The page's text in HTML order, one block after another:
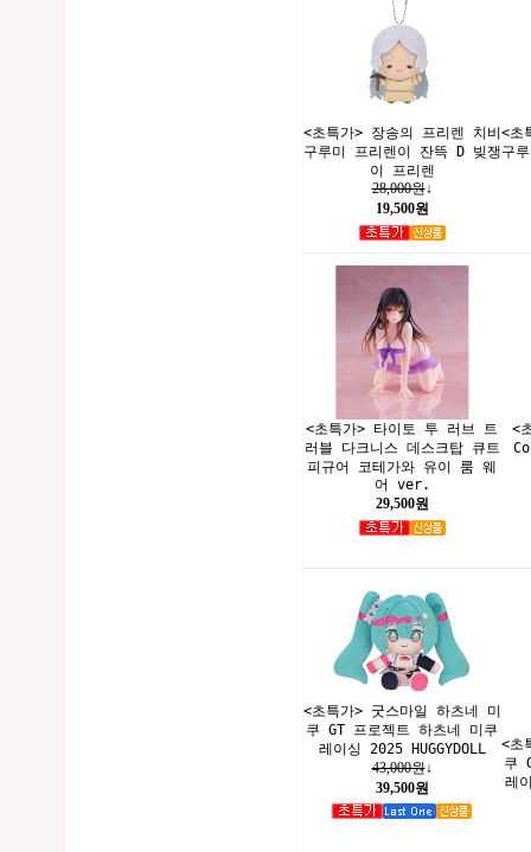
<초특가> 장송의 프리렌 치비
구루미 프리렌이 잔뜩 D 빚쟁
이 프리렌
28,000원↓
19,500원
<초
구
<초특가> 타이토 투 러브 트
러블 다크니스 데스크탑 큐트
피규어 코테가와 유이 룸 웨
어 ver.
29,500원
<
<초특가> 굿스마일 하츠네 미
쿠 GT 프로젝트 하츠네 미쿠
레이싱 2025 HUGGYDOLL
43,000원↓
39,500원
<초
쿠
레